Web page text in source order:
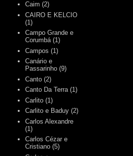
Caim (2)
CAIRO E KELCIO
(1)
Campo Grande e
Corumbá (1)
Campos (1)
Canário e
Passarinho (9)
Canto (2)
Canto Da Terra (1)
Carlito (1)
Carlito e Baduy (2)
Carlos Alexandre
(1)
Carlos Cézar e
Cristiano (5)